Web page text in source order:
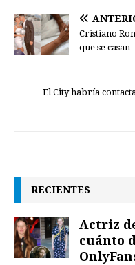
Cristiano
que se casan
El City habría
RECIENTES
Actriz
cuánto